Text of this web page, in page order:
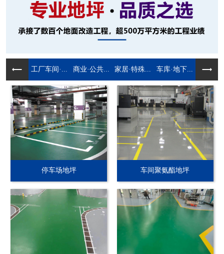
工厂车间·... 商业·公共... 家居·特殊... 车库·地下...
停车场地坪 车间聚氨酯地坪